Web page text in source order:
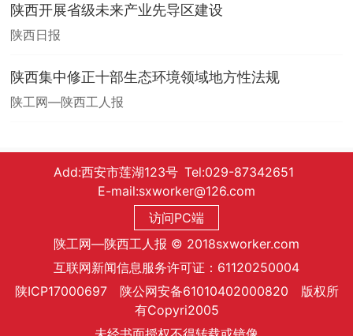
陕西开展省级未来产业先导区建设
陕西日报
陕西集中修正十部生态环境领域地方性法规
陕工网—陕西工人报
Add:西安市莲湖123号 Tel:029-87342651
E-mail:sxworker@126.com
访问PC端
陕工网—陕西工人报 © 2018sxworker.com
互联网新闻信息服务许可证：61120250004
陕ICP17000697 陕公网安备61010402000820 版权所
有Copyri2005